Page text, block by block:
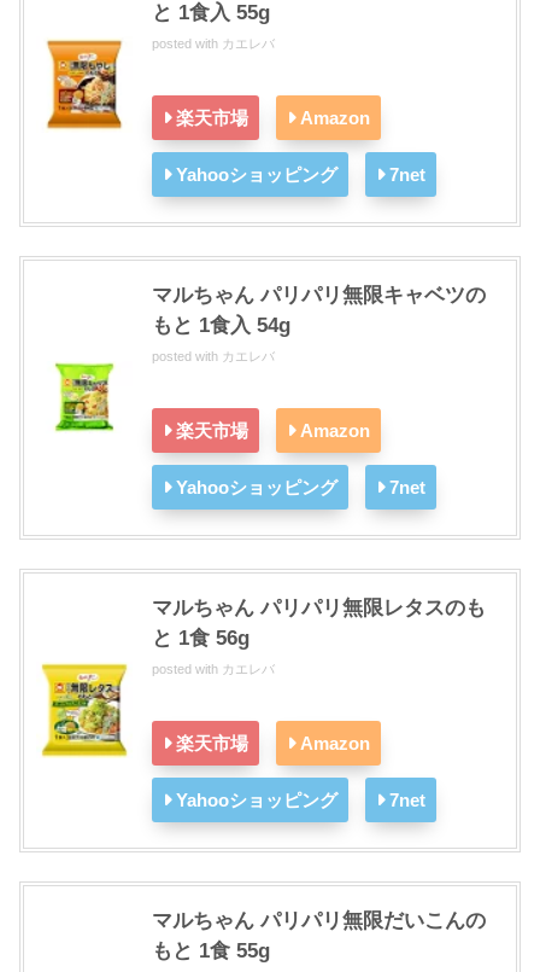
と 1食入 55g
posted with カエレバ
楽天市場 Amazon
Yahooショッピング 7net
マルちゃん パリパリ無限キャベツの
もと 1食入 54g
posted with カエレバ
楽天市場 Amazon
Yahooショッピング 7net
マルちゃん パリパリ無限レタスのも
と 1食 56g
posted with カエレバ
楽天市場 Amazon
Yahooショッピング 7net
マルちゃん パリパリ無限だいこんの
もと 1食 55g